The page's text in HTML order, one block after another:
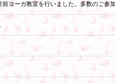
ヨーガ教室を行いました。多数のご参